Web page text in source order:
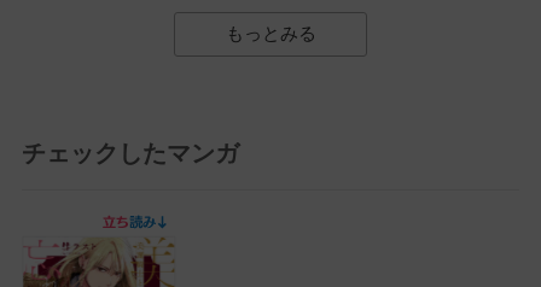
もっとみる
チェックしたマンガ